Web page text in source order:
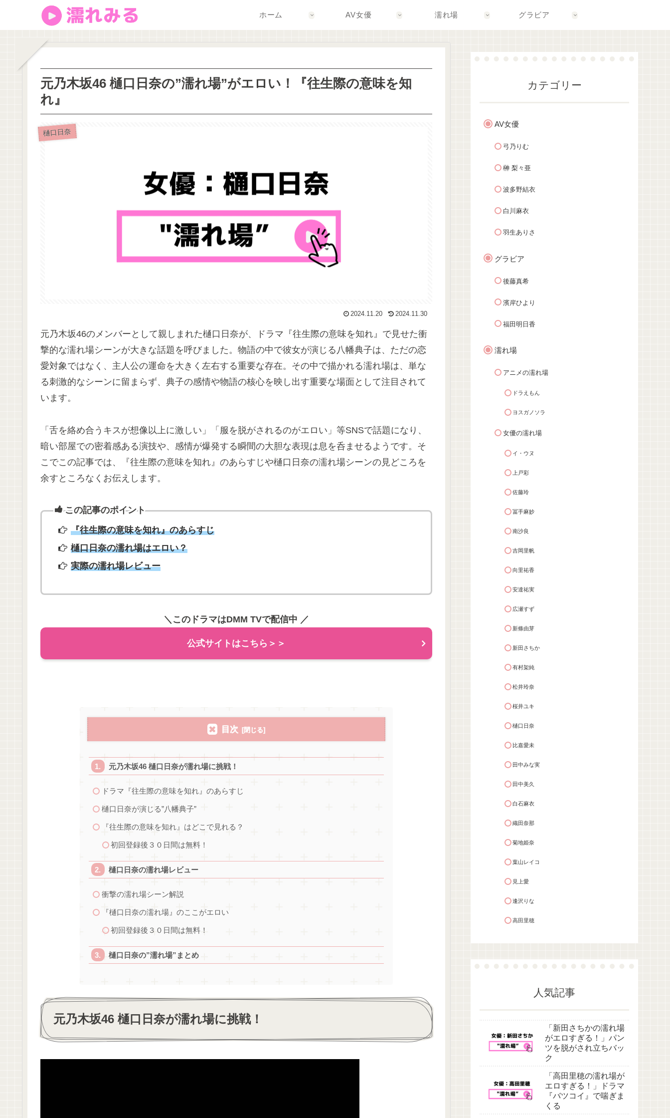
ホーム AV女優 濡れ場 グラビア
元乃木坂46 樋口日奈の”濡れ場”がエロい！『往生際の意味を知
れ』
樋口日奈
2024.11.20 2024.11.30
元乃木坂46のメンバーとして親しまれた樋口日奈が、ドラマ『往生際の意味を知れ』で見せた衝
撃的な濡れ場シーンが大きな話題を呼びました。物語の中で彼女が演じる八幡典子は、ただの恋
愛対象ではなく、主人公の運命を大きく左右する重要な存在。その中で描かれる濡れ場は、単な
る刺激的なシーンに留まらず、典子の感情や物語の核心を映し出す重要な場面として注目されて
います。
「舌を絡め合うキスが想像以上に激しい」「服を脱がされるのがエロい」等SNSで話題になり、
暗い部屋での密着感ある演技や、感情が爆発する瞬間の大胆な表現は息を呑ませるようです。そ
こでこの記事では、『往生際の意味を知れ』のあらすじや樋口日奈の濡れ場シーンの見どころを
余すところなくお伝えします。
この記事のポイント
『往生際の意味を知れ』のあらすじ
樋口日奈の濡れ場はエロい？
実際の濡れ場レビュー
＼このドラマはDMM TVで配信中 ／
公式サイトはこちら＞＞
目次
元乃木坂46 樋口日奈が濡れ場に挑戦！
ドラマ『往生際の意味を知れ』のあらすじ
樋口日奈が演じる”八幡典子”
『往生際の意味を知れ』はどこで見れる？
初回登録後３０日間は無料！
樋口日奈の濡れ場レビュー
衝撃の濡れ場シーン解説
『樋口日奈の濡れ場』のここがエロい
初回登録後３０日間は無料！
樋口日奈の”濡れ場”まとめ
元乃木坂46 樋口日奈が濡れ場に挑戦！
カテゴリー
AV女優
弓乃りむ
榊 梨々亜
波多野結衣
白川麻衣
羽生ありさ
グラビア
後藤真希
濱岸ひより
福田明日香
濡れ場
アニメの濡れ場
ドラえもん
ヨスガノソラ
女優の濡れ場
イ・ウヌ
上戸彩
佐藤玲
冨手麻妙
南沙良
吉岡里帆
向里祐香
安達祐実
広瀬すず
新條由芽
新田さちか
有村架純
松井玲奈
桜井ユキ
樋口日奈
比嘉愛未
田中みな実
田中美久
白石麻衣
織田奈那
菊地姫奈
葉山レイコ
見上愛
逢沢りな
高田里穂
人気記事
「新田さちかの濡れ場
がエロすぎる！」パン
ツを脱がされ立ちバッ
ク
「高田里穂の濡れ場が
エロすぎる！」ドラマ
『バツコイ』で喘ぎま
くる